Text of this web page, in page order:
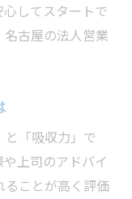
してスタートで
古屋の法人営業
「吸収力」で
上司のアドバイ
ことが高く評価